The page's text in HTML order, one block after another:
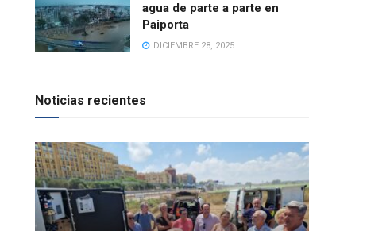
agua de parte a parte en
Paiporta
DICIEMBRE 28, 2025
Noticias recientes